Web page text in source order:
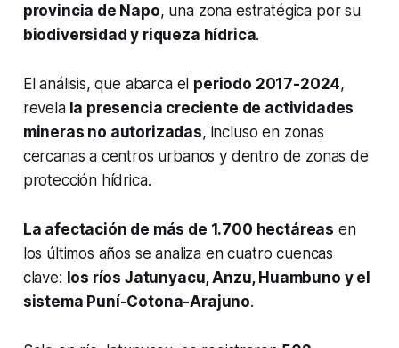
provincia de Napo, una zona estratégica por su
biodiversidad y riqueza hídrica.
El análisis, que abarca el periodo 2017-2024,
revelala presencia creciente de actividades
mineras no autorizadas, incluso en zonas
cercanas a centros urbanos y dentro de zonas de
protección hídrica.
La afectación de más de 1.700 hectáreas en
los últimos años se analiza en cuatro cuencas
clave: los ríos Jatunyacu, Anzu, Huambuno y el
sistema Puní-Cotona-Arajuno.